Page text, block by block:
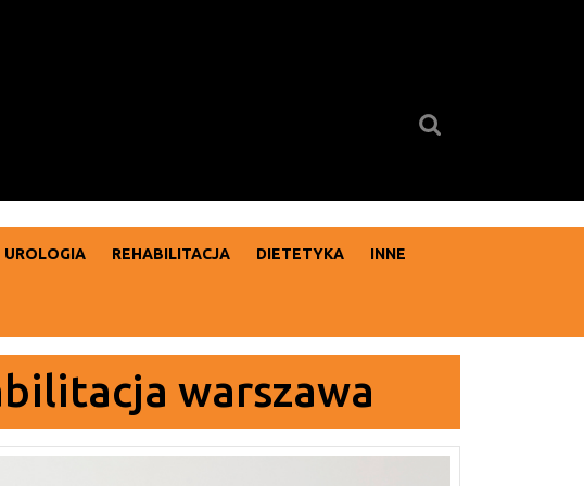
UROLOGIA REHABILITACJA DIETETYKA INNE
warszawa